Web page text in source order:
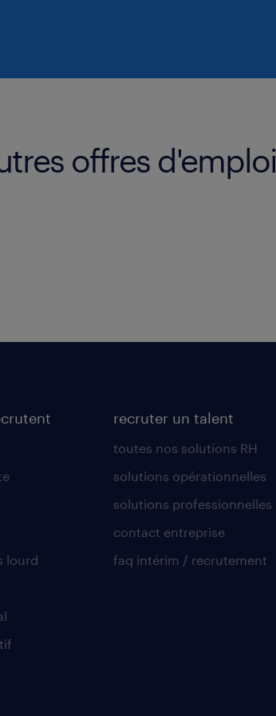
offres d'emploi
lourd
recruter un talent
toutes nos solutions RH
solutions opérationnelles
solutions professionnelles
contact entreprise
faq intérim / recrutement